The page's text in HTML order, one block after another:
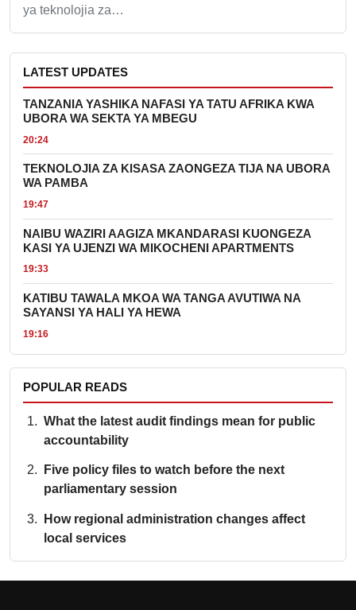
ya teknolojia za…
LATEST UPDATES
TANZANIA YASHIKA NAFASI YA TATU AFRIKA KWA
UBORA WA SEKTA YA MBEGU
20:24
TEKNOLOJIA ZA KISASA ZAONGEZA TIJA NA UBORA
WA PAMBA
19:47
NAIBU WAZIRI AAGIZA MKANDARASI KUONGEZA
KASI YA UJENZI WA MIKOCHENI APARTMENTS
19:33
KATIBU TAWALA MKOA WA TANGA AVUTIWA NA
SAYANSI YA HALI YA HEWA
19:16
POPULAR READS
What the latest audit findings mean for public
accountability
Five policy files to watch before the next
parliamentary session
How regional administration changes affect
local services